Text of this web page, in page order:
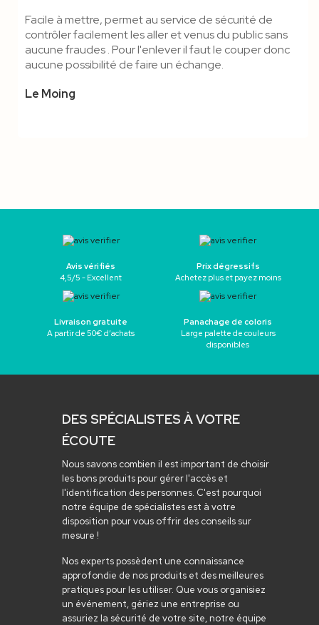
Facile à mettre, permet au service de sécurité de
contrôler facilement les aller et venus du public sans
aucune fraudes . Pour l'enlever il faut le couper donc
aucune possibilité de faire un échange.
Le Moing
Avis vérifiés
4,5/5 - Excellent
Prix dégressifs
Achetez plus et payez moins
Livraison gratuite
A partir de 50€ d’achats
Panachage de coloris
Large palette de couleurs
disponibles
DES SPÉCIALISTES À VOTRE
ÉCOUTE
Nous savons combien il est important de choisir
les bons produits pour gérer l'accès et
l'identification des personnes. C'est pourquoi
notre équipe de spécialistes est à votre
disposition pour vous offrir des conseils sur
mesure !
Nos experts possèdent une connaissance
approfondie de nos produits et des meilleures
pratiques pour les utiliser. Que vous organisiez
un événement, gériez une entreprise ou
assuriez la sécurité de votre site, notre équipe